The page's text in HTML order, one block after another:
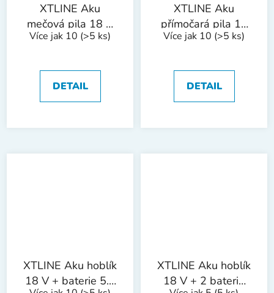
XTLINE Aku
mečová pila 18 V
+ baterie 2.0 Ah +
pilové plátky + box
Více jak 10 (>5 ks)
DETAIL
XTLINE Aku
přímočará pila 18
V + baterie 2.0 Ah
+ pilové plátky +
box
Více jak 10 (>5 ks)
DETAIL
XTLINE Aku hoblík
18 V + baterie 5.0
XTLINE Aku hoblík
18 V + 2 baterie